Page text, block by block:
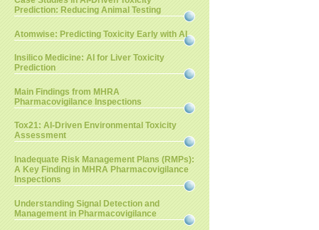
Prediction: Reducing Animal Testing
Atomwise: Predicting Toxicity Early with AI
Insilico Medicine: AI for Liver Toxicity
Prediction
Main Findings from MHRA
Pharmacovigilance Inspections
Tox21: AI-Driven Environmental Toxicity
Assessment
Inadequate Risk Management Plans (RMPs):
A Key Finding in MHRA Pharmacovigilance
Inspections
Understanding Signal Detection and
Management in Pharmacovigilance